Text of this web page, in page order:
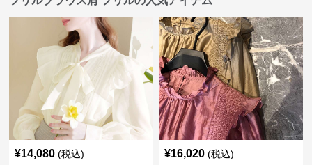
¥14,080 (税込) ¥16,020 (税込)